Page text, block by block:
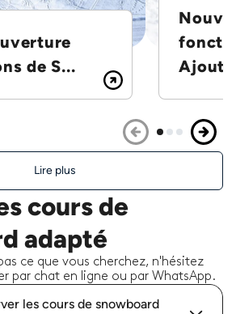
de S...
Lire plus
cours de
adapté
ce que vous cherchez, n'hésitez
par chat en ligne ou par WhatsApp.
les cours de snowboard